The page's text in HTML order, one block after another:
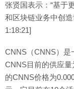
张贤国表示：“基于
和区块链业务中创
1:18:21]
CNNS（CNNS）是
CNNS目前的供应量
的CNNS价格为